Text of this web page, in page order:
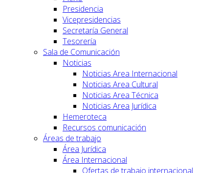
Presidencia
Vicepresidencias
Secretaría General
Tesorería
Sala de Comunicación
Noticias
Noticias Area Internacional
Noticias Area Cultural
Noticias Area Técnica
Noticias Area Jurídica
Hemeroteca
Recursos comunicación
Áreas de trabajo
Área Jurídica
Área Internacional
Ofertas de trabajo internacional